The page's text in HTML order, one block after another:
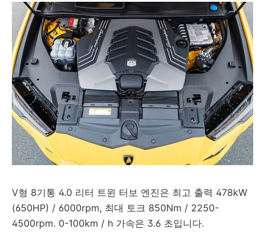
V형 8기통 4.0 리터 트윈 터보 엔진은 최고 출력 478kW
(650HP) / 6000rpm, 최대 토크 850Nm / 2250-
4500rpm. 0-100km / h 가속은 3.6 초입니다.